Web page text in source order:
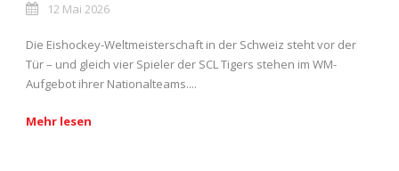
12 Mai 2026
Die Eishockey-Weltmeisterschaft in der Schweiz steht vor der
Tür – und gleich vier Spieler der SCL Tigers stehen im WM-
Aufgebot ihrer Nationalteams....
Mehr lesen